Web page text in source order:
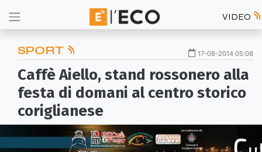
VIDEO
SPORT 17-08-2014 05:08
Caffè Aiello, stand rossonero alla
festa di domani al centro storico
coriglianese